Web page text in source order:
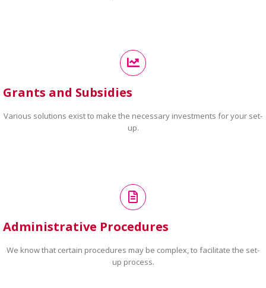
Grants and Subsidies
Various solutions exist to make the necessary investments for your set-
up.
Administrative Procedures
We know that certain procedures may be complex, to facilitate the set-
up process.